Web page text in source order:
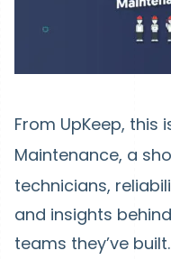
From UpKeep, this
Maintenance, a
technicians,
and insights
teams they’ve